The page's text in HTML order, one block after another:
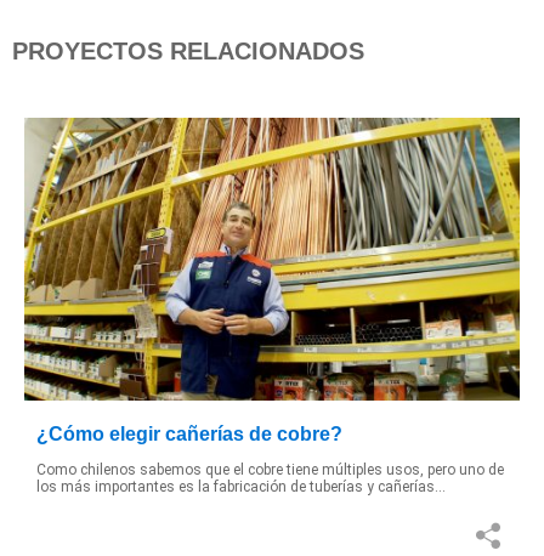
PROYECTOS RELACIONADOS
¿Cómo elegir cañerías de cobre?
Como chilenos sabemos que el cobre tiene múltiples usos, pero uno de
los más importantes es la fabricación de tuberías y cañerías...